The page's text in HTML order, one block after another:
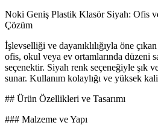
Noki Geniş Plastik Klasör Siyah: Ofis
Çözüm
İşlevselliği ve dayanıklılığıyla öne
ofis, okul veya ev ortamlarında düzeni
seçenektir. Siyah renk seçeneğiyle şık
sunar. Kullanım kolaylığı ve yüksek
## Ürün Özellikleri ve Tasarımı
### Malzeme ve Yapı